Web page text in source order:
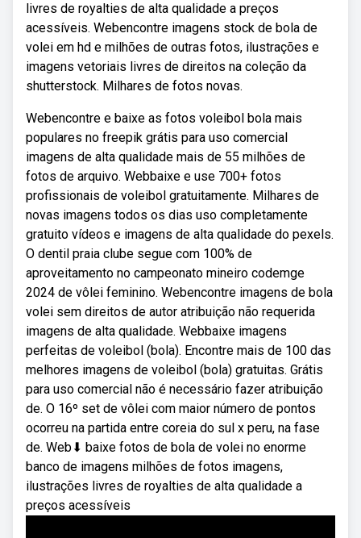
livres de royalties de alta qualidade a preços
acessíveis. Webencontre imagens stock de bola de
volei em hd e milhões de outras fotos, ilustrações e
imagens vetoriais livres de direitos na coleção da
shutterstock. Milhares de fotos novas.
Webencontre e baixe as fotos voleibol bola mais
populares no freepik grátis para uso comercial
imagens de alta qualidade mais de 55 milhões de
fotos de arquivo. Webbaixe e use 700+ fotos
profissionais de voleibol gratuitamente. Milhares de
novas imagens todos os dias uso completamente
gratuito vídeos e imagens de alta qualidade do pexels.
O dentil praia clube segue com 100% de
aproveitamento no campeonato mineiro codemge
2024 de vôlei feminino. Webencontre imagens de bola
volei sem direitos de autor atribuição não requerida
imagens de alta qualidade. Webbaixe imagens
perfeitas de voleibol (bola). Encontre mais de 100 das
melhores imagens de voleibol (bola) gratuitas. Grátis
para uso comercial não é necessário fazer atribuição
de. O 16º set de vôlei com maior número de pontos
ocorreu na partida entre coreia do sul x peru, na fase
de. Web⬇ baixe fotos de bola de volei no enorme
banco de imagens milhões de fotos imagens,
ilustrações livres de royalties de alta qualidade a
preços acessíveis